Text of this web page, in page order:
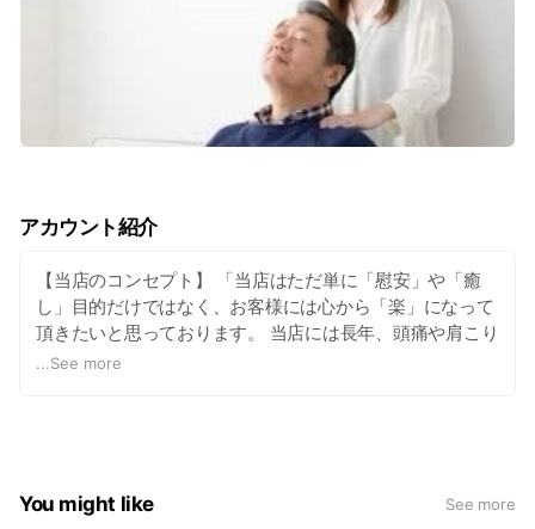
アカウント紹介
【当店のコンセプト】 「当店はただ単に「慰安」や「癒
し」目的だけではなく、お客様には心から「楽」になって
頂きたいと思っております。 当店には長年、頭痛や肩こり
でお悩みの方が多数ご来店されておられます。そのような
筋肉の調整、また姿勢や日常生活、ストレッチなどのアド
バイスをさせて頂いております。 その場限りの対処だけで
...See more
You might like See more